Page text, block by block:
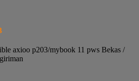
axioo p203/mybook 11 pws Bekas /